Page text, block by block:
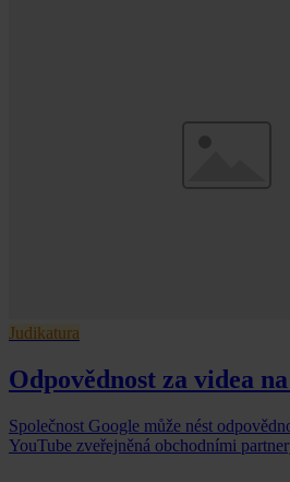
Judikatura
Odpovědnost za videa
Společnost Google může nést
YouTube zveřejněná obchodními